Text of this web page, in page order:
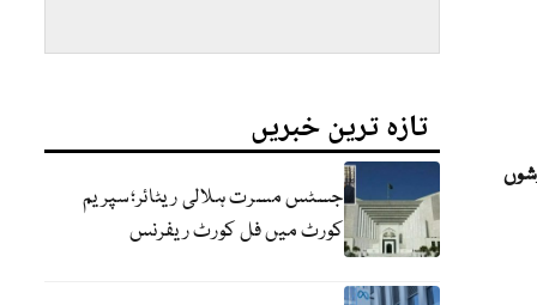
تازہ ترین خبریں
جسٹس مسرت ہلالی ریٹائر؛سپریم
کورٹ میں فل کورٹ ریفرنس